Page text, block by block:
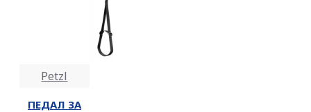
Petzl
ПЕДАЛ ЗА